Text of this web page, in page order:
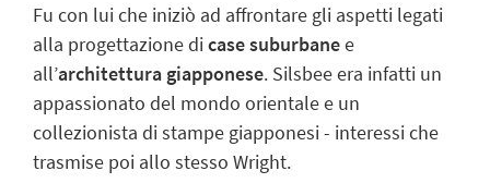
Fu con lui che iniziò ad affrontare gli aspetti legati
alla progettazione dicase suburbanee
all’architettura giapponese. Silsbee era infatti un
appassionato del mondo orientale e un
collezionista di stampe giapponesi - interessi che
trasmise poi allo stesso Wright.